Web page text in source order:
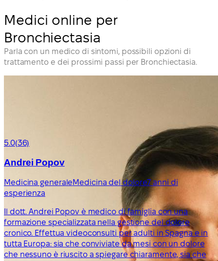
Medici online per
Bronchiectasia
Parla con un medico di sintomi, possibili opzioni di
trattamento e dei prossimi passi per Bronchiectasia.
5.0(36)
Andrei Popov
Medicina generaleMedicina del dolore7 anni di
esperienza
Il dott. Andrei Popov è medico di famiglia con una
formazione specializzata nella gestione del dolore
cronico. Effettua videoconsulti per adulti in Spagna e in
tutta Europa: sia che conviviate da mesi con un dolore
che nessuno è riuscito a spiegare chiaramente, sia che